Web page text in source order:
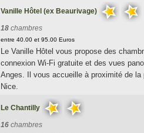
Vanille Hôtel (ex Beaurivage)
18 chambres
entre 40.00 et 95.00 Euros
Le Vanille Hôtel vous propose des
connexion Wi-Fi gratuite et des vues
Anges. Il vous accueille à proximité de la
Nice.
Le Chantilly
16 chambres